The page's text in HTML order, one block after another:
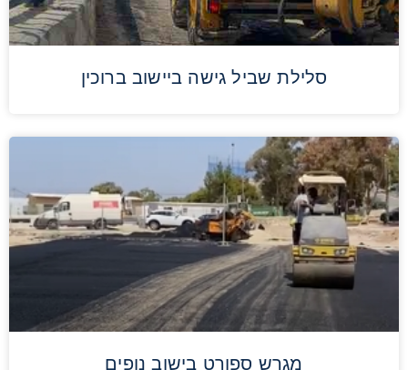
סלילת שביל גישה ביישוב ברוכין
מגרש ספורט בישוב נופים